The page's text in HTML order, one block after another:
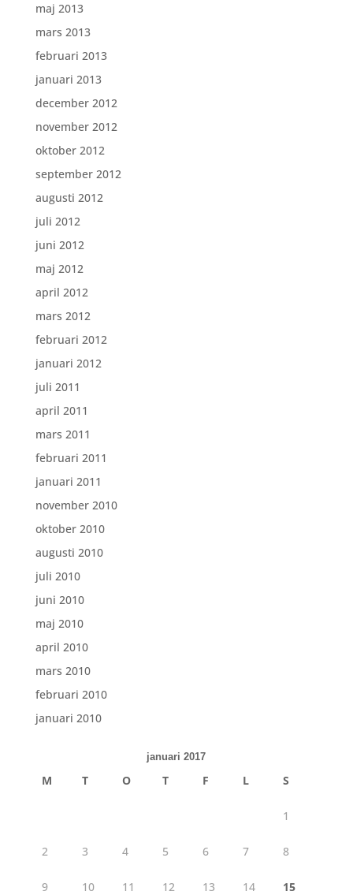
maj 2013
mars 2013
februari 2013
januari 2013
december 2012
november 2012
oktober 2012
september 2012
augusti 2012
juli 2012
juni 2012
maj 2012
april 2012
mars 2012
februari 2012
januari 2012
juli 2011
april 2011
mars 2011
februari 2011
januari 2011
november 2010
oktober 2010
augusti 2010
juli 2010
juni 2010
maj 2010
april 2010
mars 2010
februari 2010
januari 2010
januari 2017
M T O T F L S
1
2 3 4 5 6 7 8
9 10 11 12 13 14 15